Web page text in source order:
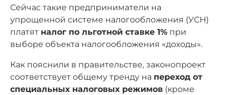
Сейчас такие предприниматели на
упрощенной системе налогообложения (УСН)
платят налог по льготной ставке 1% при
выборе объекта налогообложения «доходы».
Как пояснили в правительстве, законопроект
соответствует общему тренду на переход от
специальных налоговых режимов (кроме